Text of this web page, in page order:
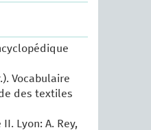
Vocabulaire
des textiles
Lyon: A. Rey,